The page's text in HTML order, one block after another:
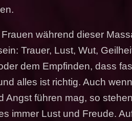
während dieser
Trauer, Lust, Wut,
dem Empfinden, dass
alles ist richtig. Auch
Angst führen mag, so
immer Lust und Freude.